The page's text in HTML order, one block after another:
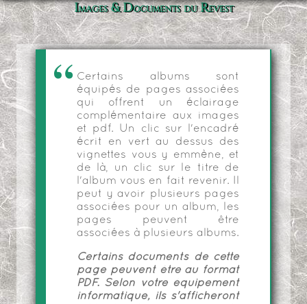
Images & Documents du Revest
Certains albums sont
équipés de pages associées
qui offrent un éclairage
complémentaire aux images
et pdf. Un clic sur l'encadré
écrit en vert au dessus des
vignettes vous y emmène, et
de là, un clic sur le titre de
l'album vous en fait revenir. Il
peut y avoir plusieurs pages
associées pour un album, les
pages peuvent être
associées à plusieurs albums.
Certains documents de cette
page peuvent être au format
PDF. Selon votre équipement
informatique, ils s'afficheront